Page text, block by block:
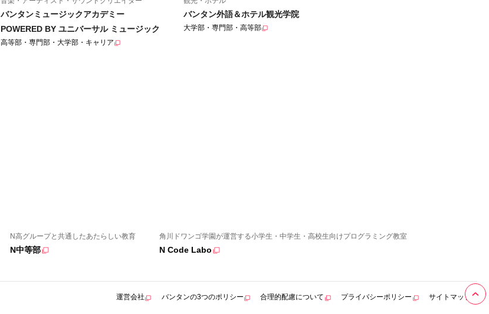
バンタンミュージックアカデミー
POWERED BY ユニバーサル ミュージック
高等部・専門部・大学部・キャリア
バンタン外語＆ホテル観光学院
大学部・専門部・高等部
N高グループと共通したあたらしい教育
N中等部
角川ドワンゴ学園が運営する小学生・中学生・高校生向けプログラミング教室
N Code Labo
運営会社 バンタンの3つのポリシー 合理的配慮について プライバシーポリシー サイトマップ